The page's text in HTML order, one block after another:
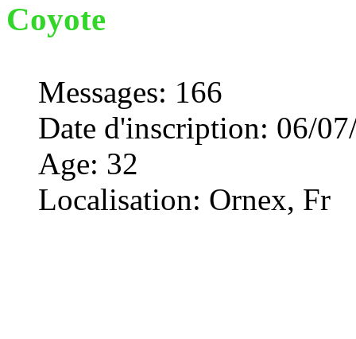
Coyote
Messages: 166
Date d'inscription: 06/
Age: 32
Localisation: Ornex, Fr